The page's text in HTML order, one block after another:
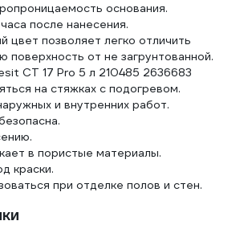
основания.
после нанесения.
цвет позволяет легко отличить
поверхность от не загрунтованной.
CT 17 Pro 5 л 210485 2636683
на стяжках с подогревом.
и внутренних работ.
в пористые материалы.
краски.
при отделке полов и стен.